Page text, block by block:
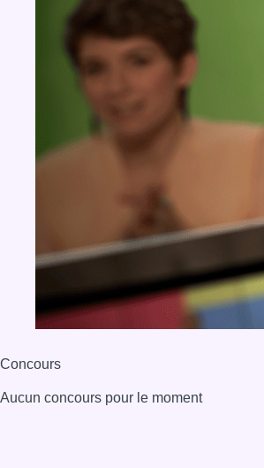
Concours
Aucun concours pour le moment